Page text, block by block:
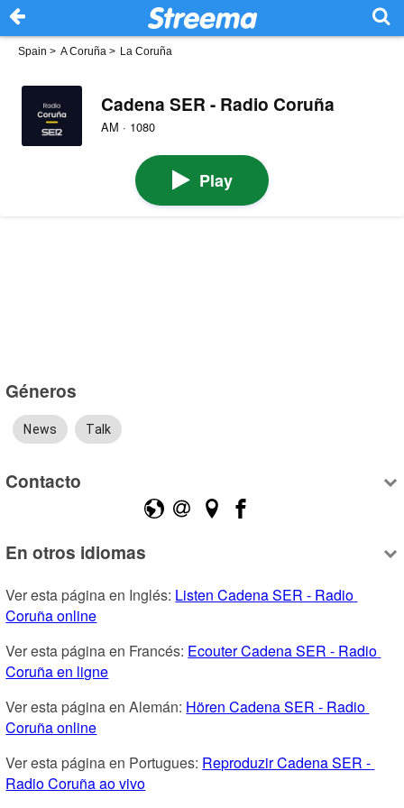
Spain > A Coruña > La Coruña
Cadena SER - Radio Coruña
AM · 1080
Play
Géneros
News Talk
Contacto
En otros idiomas
Ver esta página en Inglés: Listen Cadena SER - Radio
Coruña online
Ver esta página en Francés: Ecouter Cadena SER - Radio
Coruña en ligne
Ver esta página en Alemán: Hören Cadena SER - Radio
Coruña online
Ver esta página en Portugues: Reproduzir Cadena SER -
Radio Coruña ao vivo